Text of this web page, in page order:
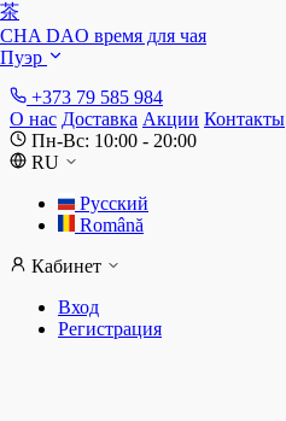
+373 79 585 984
О нас Доставка Акции Контакты
Пн-Вс: 10:00 - 20:00
RU
Русский
Română
Кабинет
Вход
Регистрация
茶
CHA DAO время для чая
Пуэр